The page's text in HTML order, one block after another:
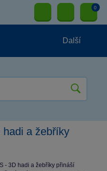
0
Další
a žebříky
- 3D hadi a žebříky přináší